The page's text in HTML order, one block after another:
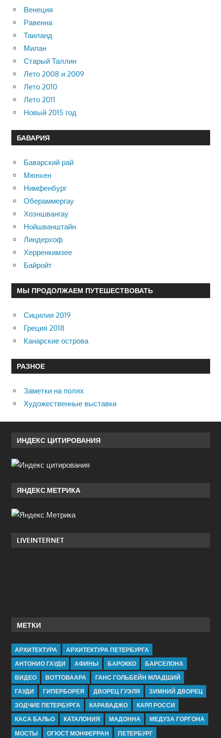
Венеция
Равенна
Таиланд
Милан
Старый Таллин
Лето 2008 и 2009
Лето 2010
Лето 2011
Новый 2015 год
БАВАРИЯ
Баварский рай
Мюнхен
Нимфенбург
Обераммергау
Хоэншвангау
Нойшванштайн
Линдерхоф
Херренкимзее
Байройт
МЫ ПРОДОЛЖАЕМ ПУТЕШЕСТВОВАТЬ
Сицилия 2019
Греция 2018
Канарские острова
РАЗНОЕ
Заметки на полях
Художественные выставки
ИНДЕКС ЦИТИРОВАНИЯ
ЯНДЕКС.МЕТРИКА
LIVEINTERNET
МЕТКИ
АРХИТЕКТУРА
АРХИТЕКТУРА ПЕТЕРБУРГА
АНТОНИО ГАУДИ
АФИНЫ БАРОККО
БАРСЕЛОНА
ВИДЕО
ВОТТОВААРА
ГАНС ГОЛЬБЕЙН МЛАДШИЙ
ГАУДИ
ГИПЕРБОРЕЯ ДВОРЕЦ ГУЭЛЯ
ЗИМНИЙ ДВОРЕЦ
ЗОДЧИЕ ПЕТЕРБУРГА
КАРАВАДЖО
КАРЛ РОССИ
КАСА БАЛЬО
КАТАЛОНИЯ МАДОННА
МЕДУЗА ГОРГОНА
МОСТЫ
ОГЮСТ МОНФЕРРАН ПЕТЕРБУРГ